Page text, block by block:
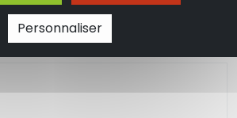
Personnaliser